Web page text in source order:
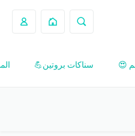
سناكات بروتين💪